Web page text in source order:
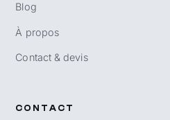
Blog
À propos
Contact & devis
CONTACT